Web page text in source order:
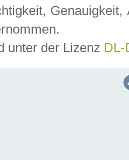
unter der Lizenz